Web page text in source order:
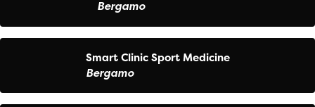
Bergamo
Smart Clinic Sport Medicine
Bergamo